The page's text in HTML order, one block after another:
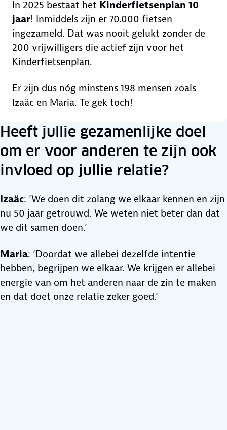
In 2025 bestaat het Kinderfietsenplan 10
jaar! Inmiddels zijn er 70.000 fietsen
ingezameld. Dat was nooit gelukt zonder de
200 vrijwilligers die actief zijn voor het
Kinderfietsenplan.
Er zijn dus nóg minstens 198 mensen zoals
Izaäc en Maria. Te gek toch!
Heeft jullie gezamenlijke doel
om er voor anderen te zijn ook
invloed op jullie relatie?
Izaäc: 'We doen dit zolang we elkaar kennen en zijn
nu 50 jaar getrouwd. We weten niet beter dan dat
we dit samen doen.’
Maria: ‘Doordat we allebei dezelfde intentie
hebben, begrijpen we elkaar. We krijgen er allebei
energie van om het anderen naar de zin te maken
en dat doet onze relatie zeker goed.’